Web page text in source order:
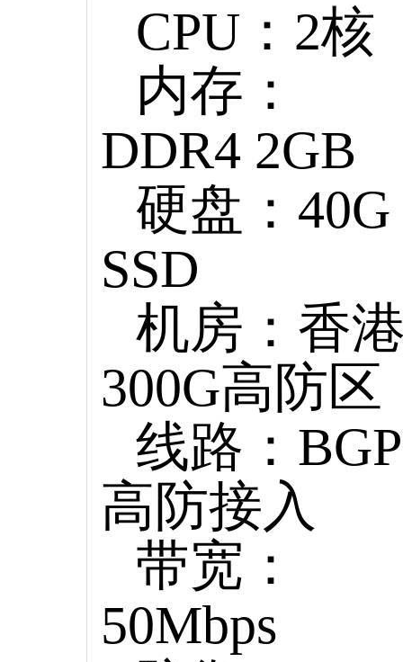
CPU：2核
内存：
DDR4 2GB
硬盘：40G
SSD
机房：香
300G高防区
线路：BGP
高防接入
带宽：
50Mbps